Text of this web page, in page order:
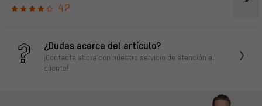
4.2
¿Dudas acerca del artículo?
¡Contacta ahora con nuestro servicio de atención al
cliente!